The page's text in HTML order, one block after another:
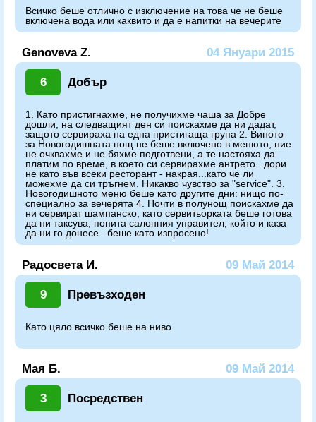
Всичко беше отлично с изключение на това че не беше
включена вода или каквито и да е напитки на вечерите
Genoveva Z. 04 Януари 2015
6 Добър
1. Като пристигнахме, не получихме чаша за Добре
дошли, на следващият ден си поискахме да ни дадат,
защото сервираха на една пристигаща група 2. Виното
за Новогодишната нощ не беше включено в менюто, ние
не очквахме и не бяхме подготвени, а те настояха да
платим по време, в което си сервирахме антрето...дори
не като във всеки ресторант - накрая...като че ли
можехме да си тръгнем. Никакво чувство за "service". 3.
Новогодишното меню беше като другите дни: нищо по-
специално за вечерята 4. Почти в полунощ поискахме да
ни сервират шампанско, като сервитьорката беше готова
да ни таксува, попита салонния управител, който и каза
да ни го донесе...беше като изпросено!
Радосвета И. 09 Май 2014
9 Превъзходен
Като цяло всичко беше на ниво
Мая Б. 09 Май 2014
3 Посредствен